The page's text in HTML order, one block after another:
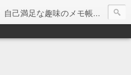
自己満足な趣味のメモ帳です。現在欧州型H0鉄道模型をメインに書いています。